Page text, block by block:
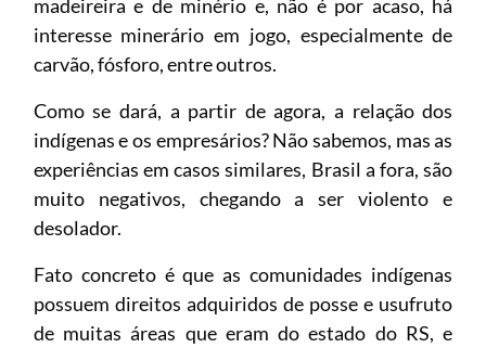
madeireira e de minério e, não é por acaso, há
interesse minerário em jogo, especialmente de
carvão, fósforo, entre outros.
Como se dará, a partir de agora, a relação dos
indígenas e os empresários? Não sabemos, mas as
experiências em casos similares, Brasil a fora, são
muito negativos, chegando a ser violento e
desolador.
Fato concreto é que as comunidades indígenas
possuem direitos adquiridos de posse e usufruto
de muitas áreas que eram do estado do RS, e